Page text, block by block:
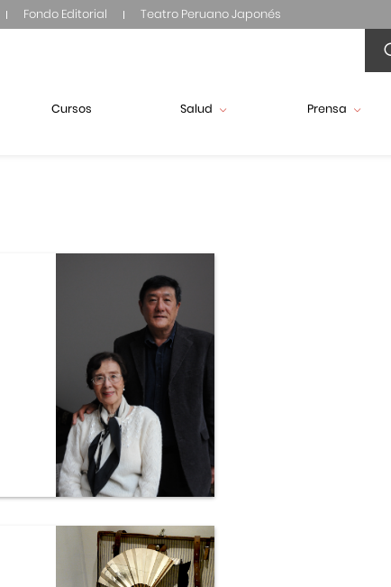
Fondo Editorial Teatro Peruano Japonés
Cursos Salud Prensa